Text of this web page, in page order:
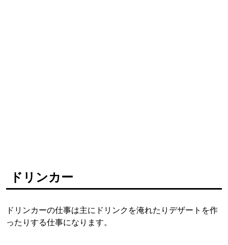
ドリンカー
ドリンカーの仕事は主にドリンクを淹れたりデザートを作
ったりする仕事になります。